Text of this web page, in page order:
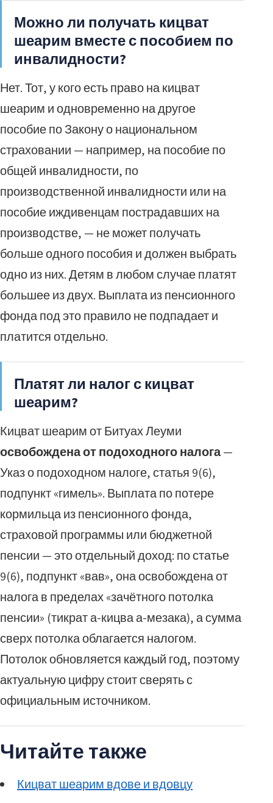
Можно ли получать кицват
шеарим вместе с пособием по
инвалидности?
Нет. Тот, у кого есть право на кицват
шеарим и одновременно на другое
пособие по Закону о национальном
страховании — например, на пособие по
общей инвалидности, по
производственной инвалидности или на
пособие иждивенцам пострадавших на
производстве, — не может получать
больше одного пособия и должен выбрать
одно из них. Детям в любом случае платят
большее из двух. Выплата из пенсионного
фонда под это правило не подпадает и
платится отдельно.
Платят ли налог с кицват
шеарим?
Кицват шеарим от Битуах Леуми
освобождена от подоходного налога—
Указ о подоходном налоге, статья 9(6),
подпункт «гимель». Выплата по потере
кормильца из пенсионного фонда,
страховой программы или бюджетной
пенсии — это отдельный доход: по статье
9(6), подпункт «вав», она освобождена от
налога в пределах «зачётного потолка
пенсии» (тикрат а-кицва а-мезака), а сумма
сверх потолка облагается налогом.
Потолок обновляется каждый год, поэтому
актуальную цифру стоит сверять с
официальным источником.
Читайте также
Кицват шеарим вдове и вдовцу